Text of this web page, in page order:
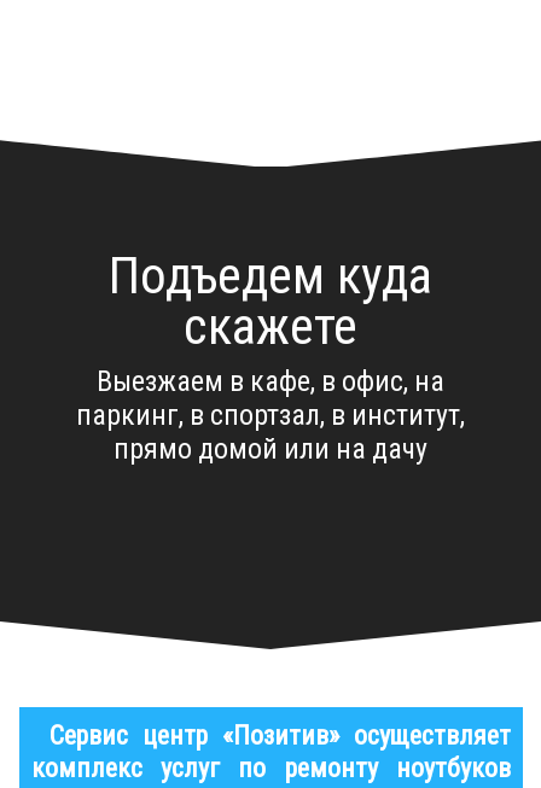
Подъедем куда
скажете
Выезжаем в кафе, в офис, на
паркинг, в спортзал, в институт,
прямо домой или на дачу
Сервис центр «Позитив» осуществляет
комплекс услуг по ремонту ноутбуков